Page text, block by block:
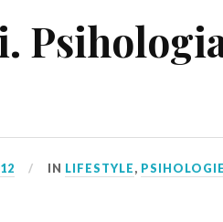
IN LIFESTYLE,